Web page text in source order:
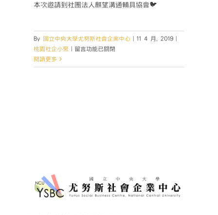
本次邀請到社團法人麒望溝通輔具協會🐦
By 國立中央大學尤努斯社會企業中心 11 4 月, 2019
桃園社企小聚
在
30
具】〉
中
留言功能已關閉
閱讀更多